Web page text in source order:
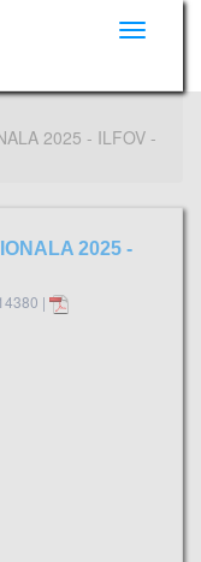
Toggle
2025 - ILFOV -
2025 -
|